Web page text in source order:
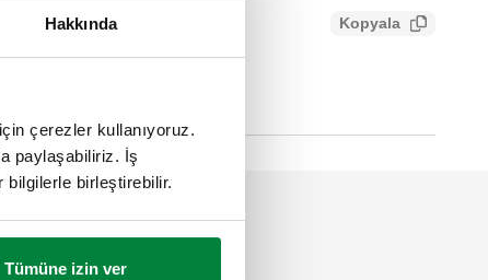
Hakkında
çerezler kullanıyoruz.
paylaşabiliriz. İş
bilgilerle birleştirebilir.
Tümüne izin ver
Kopyala